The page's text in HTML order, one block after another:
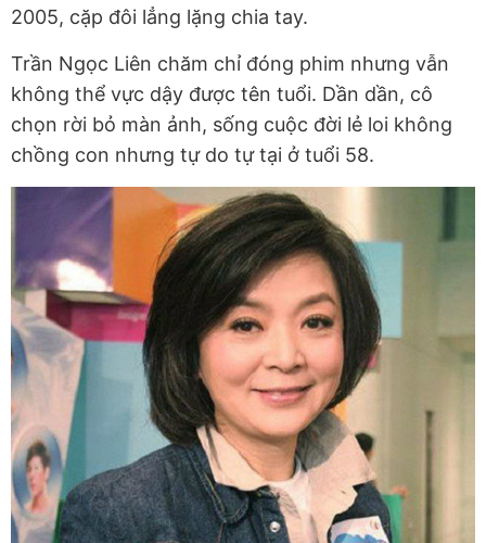
2005, cặp đôi lẳng lặng chia tay.
Trần Ngọc Liên chăm chỉ đóng phim nhưng vẫn
không thể vực dậy được tên tuổi. Dần dần, cô
chọn rời bỏ màn ảnh, sống cuộc đời lẻ loi không
chồng con nhưng tự do tự tại ở tuổi 58.